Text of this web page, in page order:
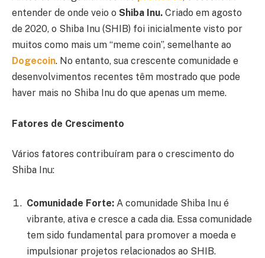
entender de onde veio o Shiba Inu. Criado em agosto
de 2020, o Shiba Inu (SHIB) foi inicialmente visto por
muitos como mais um “meme coin”, semelhante ao
Dogecoin. No entanto, sua crescente comunidade e
desenvolvimentos recentes têm mostrado que pode
haver mais no Shiba Inu do que apenas um meme.
Fatores de Crescimento
Vários fatores contribuíram para o crescimento do
Shiba Inu:
Comunidade Forte: A comunidade Shiba Inu é
vibrante, ativa e cresce a cada dia. Essa comunidade
tem sido fundamental para promover a moeda e
impulsionar projetos relacionados ao SHIB.